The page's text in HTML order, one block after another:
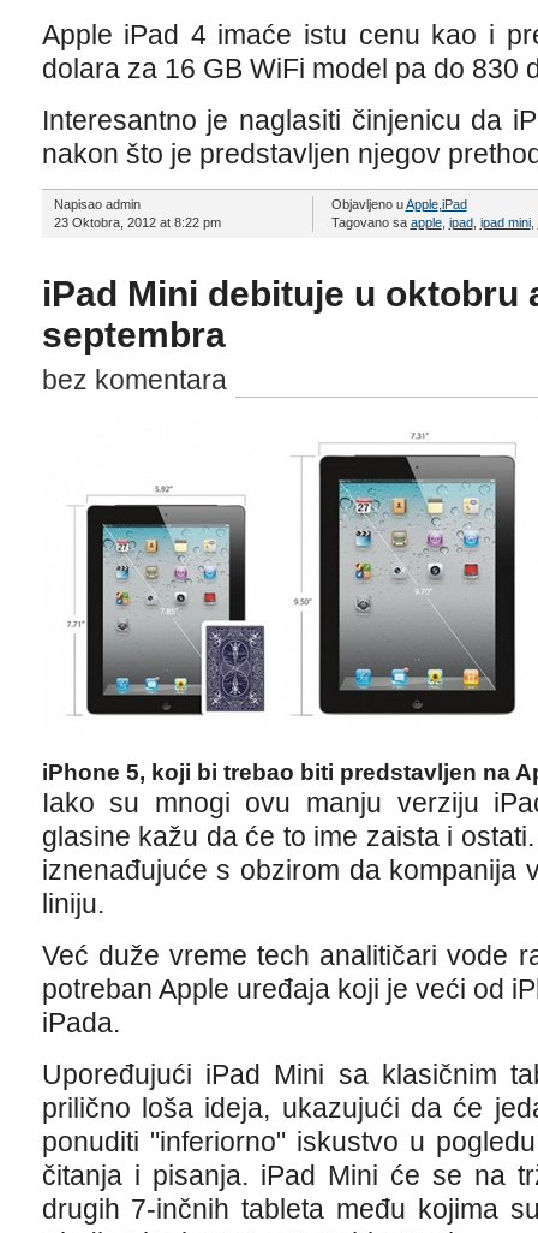
Apple iPad 4 imaće istu cenu kao i
dolara za 16 GB WiFi model pa do 830
Interesantno je naglasiti činjenicu da
nakon što je predstavljen njegov
Napisao admin
23 Oktobra, 2012 at 8:22 pm
Objavljeno uApple, iPad
Tagovano sa apple, ipad, ipad mini,
iPad Mini debituje u oktobru
septembra
bez komentara
iPhone 5, koji bi trebao biti predstavljen na
Iako su mnogi ovu manju verziju
glasine kažu da će to ime zaista i
iznenađujuće s obzirom da kompanija
liniju.
Već duže vreme tech analitičari vode
potreban Apple uređaja koji je veći od
iPada.
Upoređujući iPad Mini sa klasičnim
prilično loša ideja, ukazujući da će
ponuditi "inferiorno" iskustvo u
čitanja i pisanja. iPad Mini će se na
drugih 7-inčnih tableta među kojima